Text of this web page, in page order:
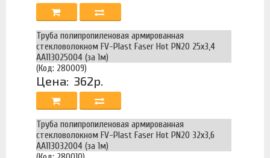
Труба полипропиленовая армированная
стекловолокном FV-Plast Faser Hot PN20 25х3,4
AA113025004 (за 1м)
(Код: 280009)
Цена: 362р.
Труба полипропиленовая армированная
стекловолокном FV-Plast Faser Hot PN20 32х3,6
AA113032004 (за 1м)